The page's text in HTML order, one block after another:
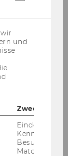
und
Zweck
Eindeutige
Besuchers
Matomo.